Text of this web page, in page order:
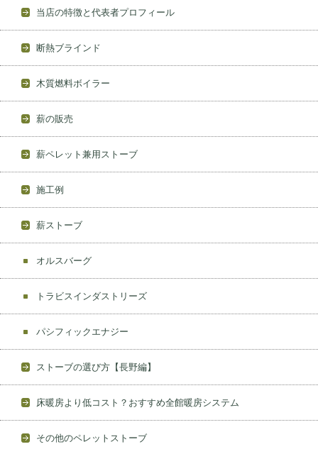
当店の特徴と代表者プロフィール
断熱ブラインド
木質燃料ボイラー
薪の販売
薪ペレット兼用ストーブ
施工例
薪ストーブ
オルスバーグ
トラビスインダストリーズ
パシフィックエナジー
ストーブの選び方【長野編】
床暖房より低コスト？おすすめ全館暖房システム
その他のペレットストーブ